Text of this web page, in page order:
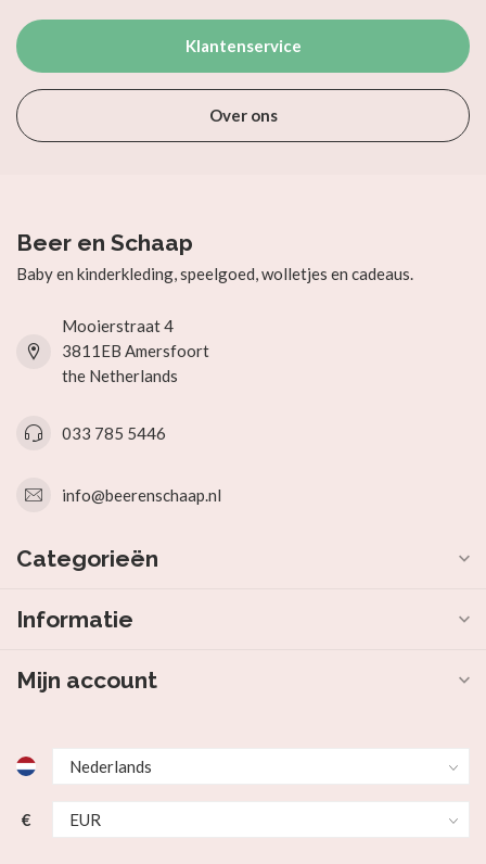
Klantenservice
Over ons
Beer en Schaap
Baby en kinderkleding, speelgoed, wolletjes en cadeaus.
Mooierstraat 4
3811EB Amersfoort
the Netherlands
033 785 5446
info@beerenschaap.nl
Categorieën
Informatie
Mijn account
€